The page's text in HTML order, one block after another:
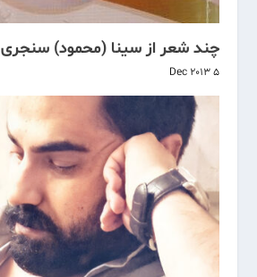
چند شعر از سینا (محمود) سنجری
5 Dec 2013